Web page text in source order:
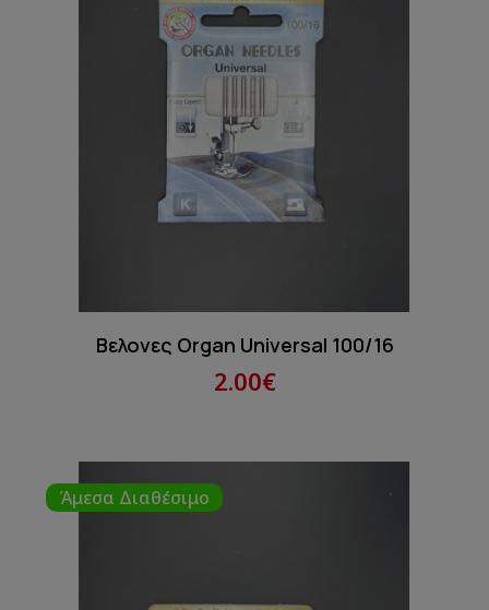
Βελονες Organ Universal 100/16
2.00€
Άμεσα Διαθέσιμο